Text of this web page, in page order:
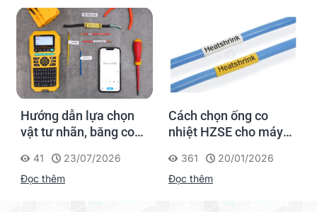
Hướng dẫn lựa chọn
vật tư nhãn, băng co
Supvan G15M Pro
41
23/07/2026
Đọc thêm
Cách chọn ống co
nhiệt HZSE cho máy in
361
20/01/2026
Đọc thêm